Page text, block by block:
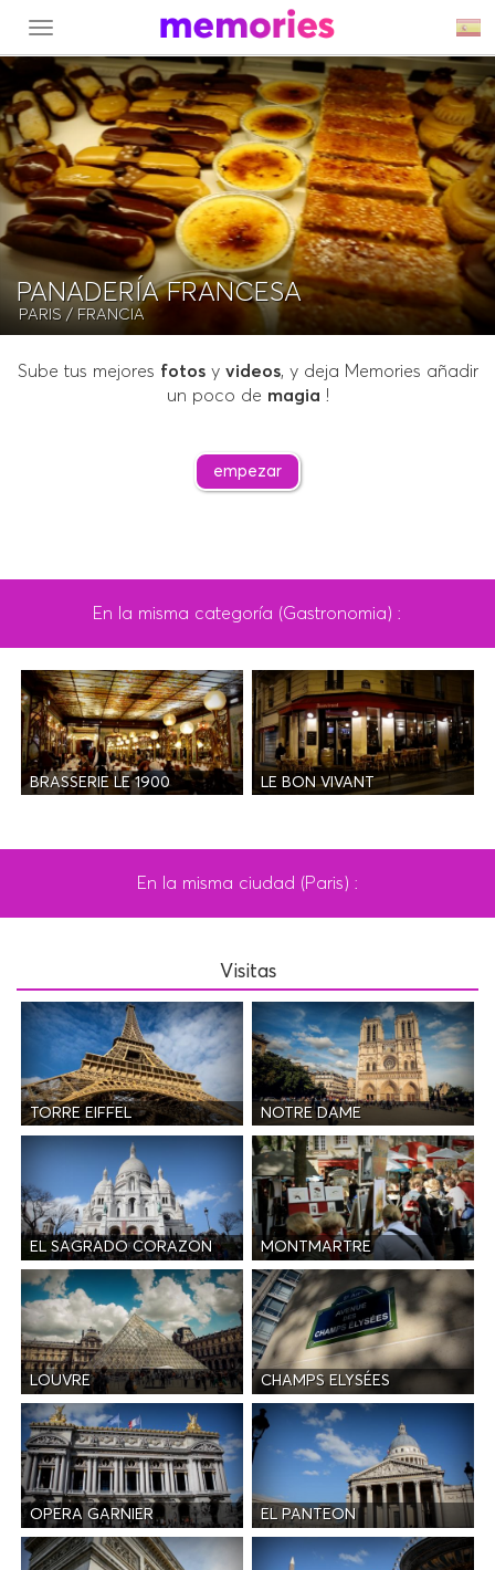
MENU
PANADERÍA FRANCESA
PARIS/ FRANCIA
Sube tus mejores fotosy videos, y deja Memories añadir
un poco de magia !
empezar
En la misma categoría (Gastronomia) :
BRASSERIE LE 1900 LE BON VIVANT
En la misma ciudad (Paris) :
Visitas
TORRE EIFFEL NOTRE DAME
EL SAGRADO CORAZON MONTMARTRE
LOUVRE CHAMPS ELYSÉES
OPERA GARNIER EL PANTEON